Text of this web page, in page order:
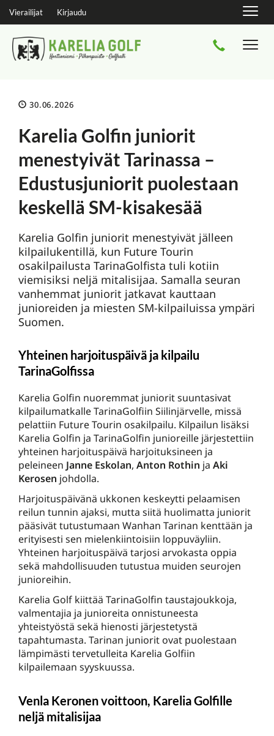
Vierailijat Kirjaudu
30.06.2026
Karelia Golfin juniorit
menestyivät Tarinassa –
Edustusjuniorit puolestaan
keskellä SM-kisakesää
Karelia Golfin juniorit menestyivät jälleen
kilpailukentillä, kun Future Tourin
osakilpailusta TarinaGolfista tuli kotiin
viemisiksi neljä mitalisijaa. Samalla seuran
vanhemmat juniorit jatkavat kauttaan
junioreiden ja miesten SM-kilpailuissa ympäri
Suomen.
Yhteinen harjoituspäivä ja kilpailu
TarinaGolfissa
Karelia Golfin nuoremmat juniorit suuntasivat
kilpailumatkalle TarinaGolfiin Siilinjärvelle, missä
pelattiin Future Tourin osakilpailu. Kilpailun lisäksi
Karelia Golfin ja TarinaGolfin junioreille järjestettiin
yhteinen harjoituspäivä harjoituksineen ja
peleineen Janne Eskolan, Anton Rothin ja Aki
Kerosen johdolla.
Harjoituspäivänä ukkonen keskeytti pelaamisen
reilun tunnin ajaksi, mutta siitä huolimatta juniorit
pääsivät tutustumaan Wanhan Tarinan kenttään ja
erityisesti sen mielenkiintoisiin loppuväyliin.
Yhteinen harjoituspäivä tarjosi arvokasta oppia
sekä mahdollisuuden tutustua muiden seurojen
junioreihin.
Karelia Golf kiittää TarinaGolfin taustajoukkoja,
valmentajia ja junioreita onnistuneesta
yhteistyöstä sekä hienosti järjestetystä
tapahtumasta. Tarinan juniorit ovat puolestaan
lämpimästi tervetulleita Karelia Golfiin
kilpailemaan syyskuussa.
Venla Keronen voittoon, Karelia Golfille
neljä mitalisijaa